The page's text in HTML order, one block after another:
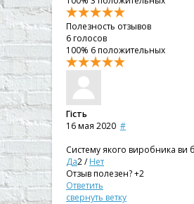
Полезность отзывов
6голосов
100% 6 положительных
Гість
16 мая 2020 #
Систему якого виробника ви
Да2/Нет
Отзыв полезен?+2
Ответить
свернуть ветку